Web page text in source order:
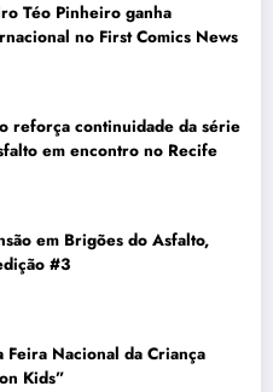
Téo Pinheiro ganha
no First Comics News
reforça continuidade da série
em encontro no Recife
em Brigões do Asfalto,
#3
Feira Nacional da Criança
Kids”